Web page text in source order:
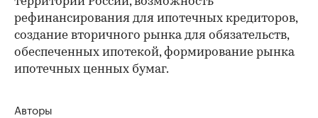
рефинансирования для ипотечных кредиторов,
создание вторичного рынка для обязательств,
обеспеченных ипотекой, формирование рынка
ипотечных ценных бумаг.
Авторы